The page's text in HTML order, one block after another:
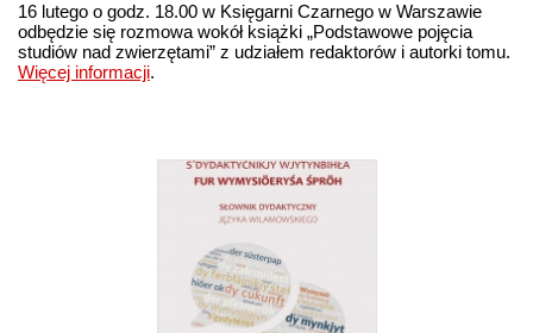
16 lutego o godz. 18.00 w Księgarni Czarnego w Warszawie
odbędzie się rozmowa wokół książki „Podstawowe pojęcia
studiów nad zwierzętami” z udziałem redaktorów i autorki tomu.
Więcej informacji.